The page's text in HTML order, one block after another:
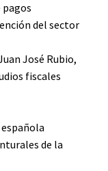
del sector
José Rubio,
fiscales
de la